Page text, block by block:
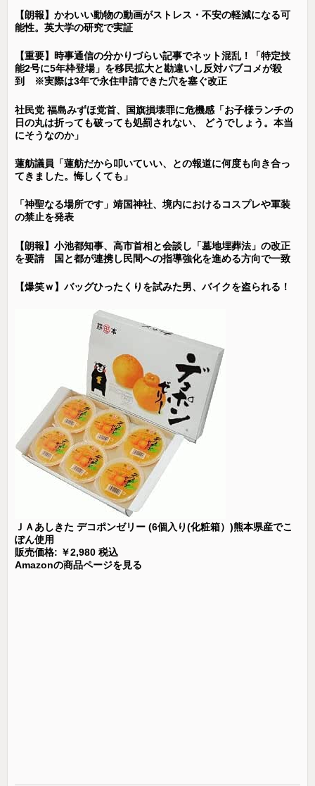
【朗報】かわいい動物の動画がストレス・不安の軽減になる可
能性。英大学の研究で実証
【重要】時事通信の分かりづらい記事でネット混乱！「特定技
能2号に5年枠登場」を移民拡大と勘違いし反対パブコメが殺
到 ※実際は3年で永住申請できた穴を塞ぐ改正
社民党 福島みずほ党首、国旗損壊罪に危機感「お子様ランチの
日の丸は折っても破っても処罰されない、 どうでしょう。本当
にそうなのか」
蓮舫議員「蓮舫だから叩いていい、との報道に何度も向き合っ
てきました。悔しくても」
「神聖なる場所です」靖国神社、境内におけるコスプレや軍装
の禁止を発表
【朗報】小池都知事、高市首相と会談し「墓地埋葬法」の改正
を要請 国と都が連携し民間への指導強化を進める方向で一致
【爆笑ｗ】バッグひったくりを試みた男、バイクを盗られる！
ＪＡあしきた デコポンゼリー (6個入り(化粧箱）)熊本県産でこ
ぽん使用
販売価格: ￥2,980 税込
Amazonの商品ページを見る